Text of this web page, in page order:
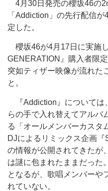
4月30日発売の櫻坂46の
「Addiction」の先行配信
定した。
櫻坂46が4月17日に実施
GENERATION』購入者限
突如ティザー映像が流れた
と。
『Addiction』については
らの手で入れ替えてアルバ
る「オールメンバーカスタ
DJによるリミックス企画
の情報が公開されてきたが
は謎に包まれたままだった
となるが、歌唱メンバーや
れていない。